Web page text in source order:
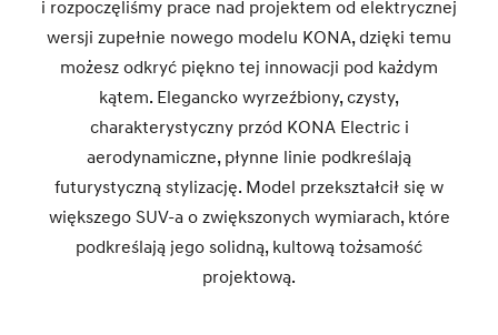
i rozpoczęliśmy prace nad projektem od elektrycznej
wersji zupełnie nowego modelu KONA, dzięki temu
możesz odkryć piękno tej innowacji pod każdym
kątem. Elegancko wyrzeźbiony, czysty,
charakterystyczny przód KONA Electric i
aerodynamiczne, płynne linie podkreślają
futurystyczną stylizację. Model przekształcił się w
większego SUV-a o zwiększonych wymiarach, które
podkreślają jego solidną, kultową tożsamość
projektową.